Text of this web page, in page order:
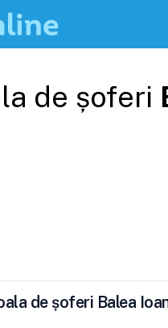
de șoferi
de șoferi Balea